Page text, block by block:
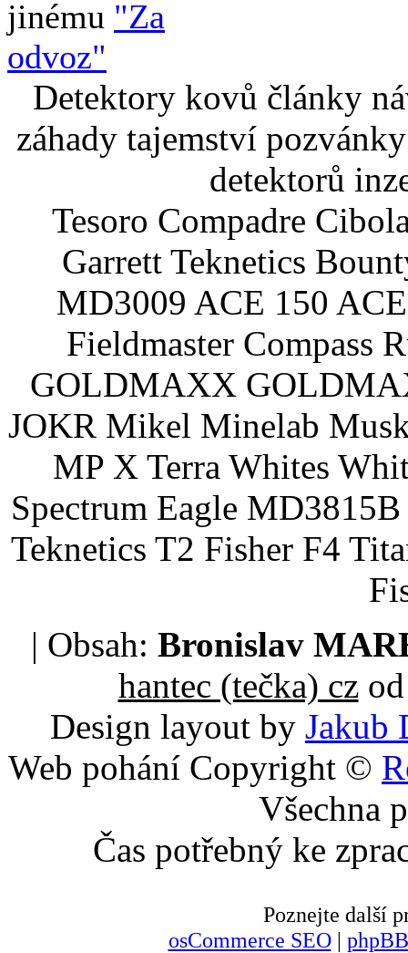
jinému "Za
odvoz"
Detektory kovů články
záhady tajemství
detektorů
Tesoro Compadre
Garrett Teknetics
MD3009 ACE 150
Fieldmaster Compass
GOLDMAXX
JOKR Mikel Minelab
MP X Terra Whites
Spectrum Eagle
Teknetics T2 Fisher F4
| Obsah: Bronislav
hantec (tečka) czod
Design layout by Jakub
Web pohání Copyright ©
Všechna
Čas potřebný ke
Poznejte další
osCommerce SEO|